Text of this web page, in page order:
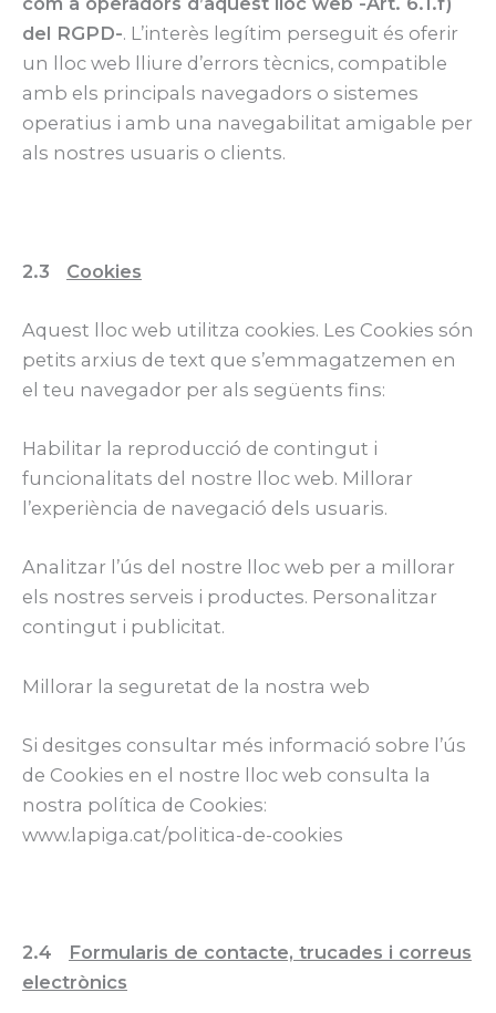
del RGPD-. L’interès legítim perseguit és oferir
un lloc web lliure d’errors tècnics, compatible
amb els principals navegadors o sistemes
operatius i amb una navegabilitat amigable per
als nostres usuaris o clients.
2.3 Cookies
Aquest lloc web utilitza cookies. Les Cookies són
petits arxius de text que s’emmagatzemen en
el teu navegador per als següents fins:
Habilitar la reproducció de contingut i
funcionalitats del nostre lloc web. Millorar
l’experiència de navegació dels usuaris.
Analitzar l’ús del nostre lloc web per a millorar
els nostres serveis i productes. Personalitzar
contingut i publicitat.
Millorar la seguretat de la nostra web
Si desitges consultar més informació sobre l’ús
de Cookies en el nostre lloc web consulta la
nostra política de Cookies:
www.lapiga.cat/politica-de-cookies
2.4 Formularis de contacte, trucades i correus
electrònics